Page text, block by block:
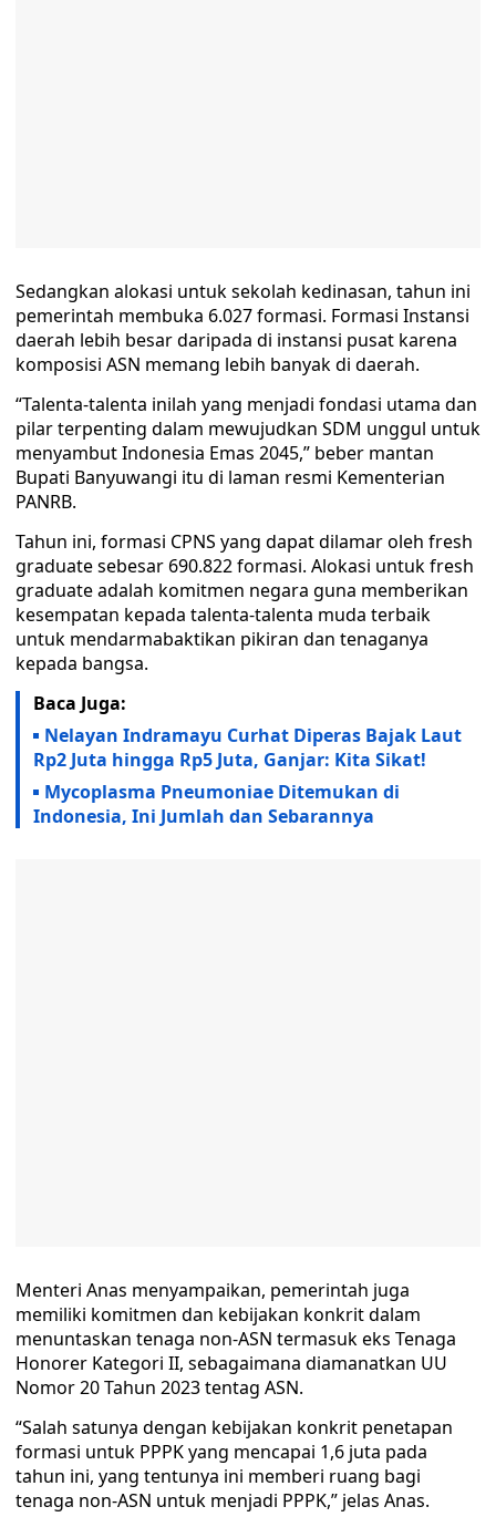
Sedangkan alokasi untuk sekolah kedinasan, tahun ini
pemerintah membuka 6.027 formasi. Formasi Instansi
daerah lebih besar daripada di instansi pusat karena
komposisi ASN memang lebih banyak di daerah.
“Talenta-talenta inilah yang menjadi fondasi utama dan
pilar terpenting dalam mewujudkan SDM unggul untuk
menyambut Indonesia Emas 2045,” beber mantan
Bupati Banyuwangi itu di laman resmi Kementerian
PANRB.
Tahun ini, formasi CPNS yang dapat dilamar oleh fresh
graduate sebesar 690.822 formasi. Alokasi untuk fresh
graduate adalah komitmen negara guna memberikan
kesempatan kepada talenta-talenta muda terbaik
untuk mendarmabaktikan pikiran dan tenaganya
kepada bangsa.
Baca Juga:
Nelayan Indramayu Curhat Diperas Bajak Laut
Rp2 Juta hingga Rp5 Juta, Ganjar: Kita Sikat!
Mycoplasma Pneumoniae Ditemukan di
Indonesia, Ini Jumlah dan Sebarannya
Menteri Anas menyampaikan, pemerintah juga
memiliki komitmen dan kebijakan konkrit dalam
menuntaskan tenaga non-ASN termasuk eks Tenaga
Honorer Kategori II, sebagaimana diamanatkan UU
Nomor 20 Tahun 2023 tentag ASN.
“Salah satunya dengan kebijakan konkrit penetapan
formasi untuk PPPK yang mencapai 1,6 juta pada
tahun ini, yang tentunya ini memberi ruang bagi
tenaga non-ASN untuk menjadi PPPK,” jelas Anas.